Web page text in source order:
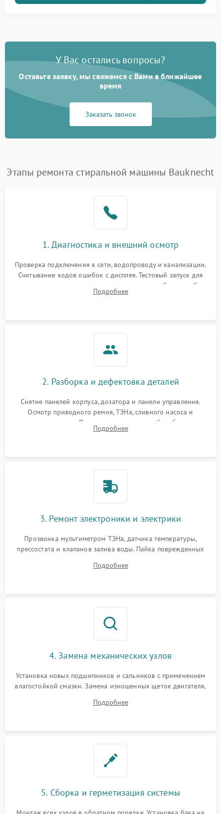
У Вас остались вопросы?
Оставьте заявку, мы свяжемся с Вами в ближайшее
время
Заказать звонок
Этапы ремонта стиральной машины Bauknecht
1. Диагностика и внешний осмотр
Проверка подключения к сети, водопроводу и канализации.
Считывание кодов ошибок с дисплея. Тестовый запуск для
выявления посторонних шумов, протечек или сбоев в работе
электронного модуля управления.
Подробнее
2. Разборка и дефектовка деталей
Снятие панелей корпуса, дозатора и панели управления.
Осмотр приводного ремня, ТЭНа, сливного насоса и
амортизаторов. Проверка подшипников барабана и
крестовины на износ, а манжеты люка на разрывы.
Подробнее
3. Ремонт электроники и электрики
Прозвонка мультиметром ТЭНа, датчика температуры,
прессостата и клапанов залива воды. Пайка поврежденных
Восстановление целостности проводки и контактов.
Подробнее
4. Замена механических узлов
Установка новых подшипников и сальников с применением
влагостойкой смазки. Замена изношенных щеток двигателя,
или поврежденной резиновой манжеты.
Подробнее
5. Сборка и герметизация системы